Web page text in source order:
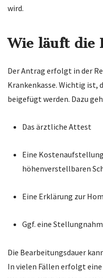
wird.
Wie läuft die
Der Antrag erfolgt in der
Krankenkasse. Wichtig ist,
beigefügt werden. Dazu
Das ärztliche Attest
Eine
höhenverstellbaren
Eine Erklärung zur
Ggf. eine
Die Bearbeitungsdauer
In vielen Fällen erfolgt